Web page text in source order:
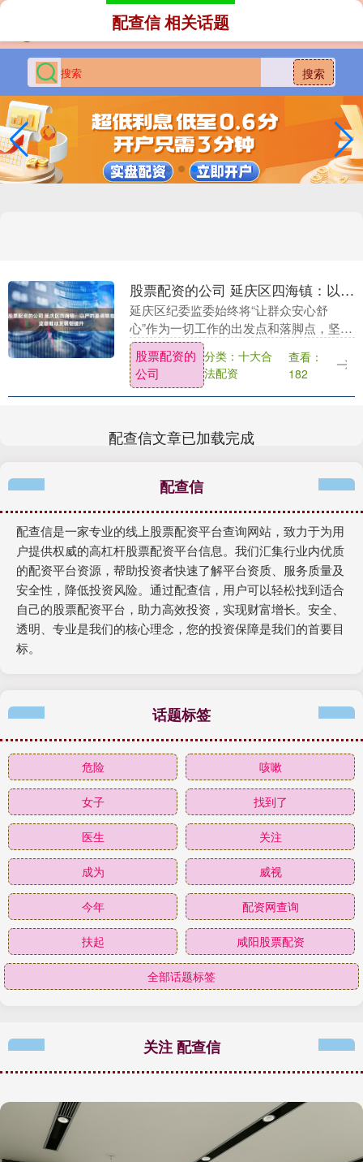
搜索
配查信 相关话题
股票配资的公司 延庆区四海镇：以严的基调精准监督推动发展促提升
延庆区纪委监委始终将“让群众安心舒
心”作为一切工作的出发点和落脚点，坚持
用心用情用力推动解决群众“急难愁盼”问
题，确保惠民政策落地，民生实事见效，
让正风肃纪反腐....
股票配资的
公司
分类：十大合
法配资
查看：
182
配查信文章已加载完成
配查信
配查信是一家专业的线上股票配资平台查询网站，致力于为用
户提供权威的高杠杆股票配资平台信息。我们汇集行业内优质
的配资平台资源，帮助投资者快速了解平台资质、服务质量及
安全性，降低投资风险。通过配查信，用户可以轻松找到适合
自己的股票配资平台，助力高效投资，实现财富增长。安全、
透明、专业是我们的核心理念，您的投资保障是我们的首要目
标。
话题标签
危险 咳嗽
女子 找到了
医生 关注
成为 威视
今年 配资网查询
扶起 咸阳股票配资
全部话题标签
关注 配查信